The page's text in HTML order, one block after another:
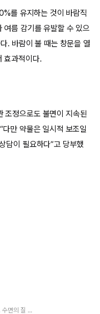
를 유지하는 것이 바람직
여름 감기를 유발할 수 있으
. 바람이 불 때는 창문을 열
효과적이다.
조정으로도 불면이 지속된
다만 약물은 일시적 보조일
담이 필요하다”고 당부했
무더운 여름밤 불면증 극복하려면? 체온 낮추고 수면의 질 높이는 꿀팁 공개